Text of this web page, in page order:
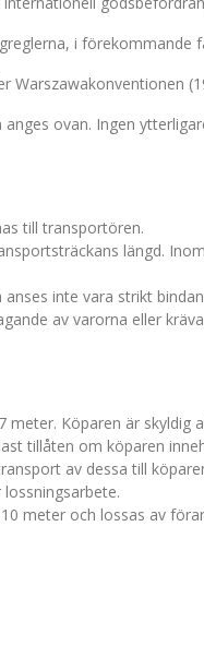
i förekommande
ovan. Ingen
till transportören.
längd.
inte vara strikt
av varorna eller
meter. Köparen är
tillåten om köparen
av dessa till
meter och lossas av